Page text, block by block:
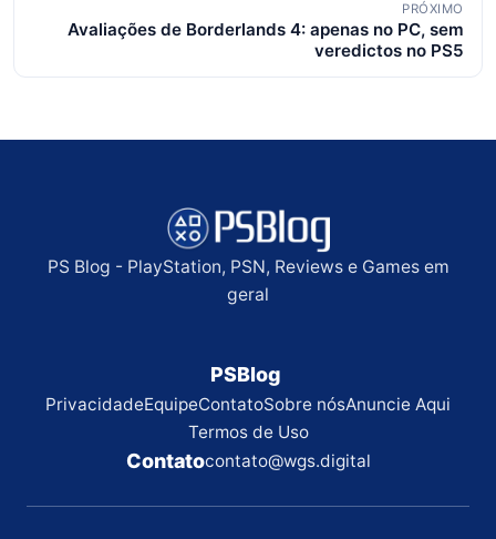
PRÓXIMO
Avaliações de Borderlands 4: apenas no PC, sem
veredictos no PS5
PS Blog - PlayStation, PSN, Reviews e Games em
geral
PSBlog
PrivacidadeEquipeContatoSobre nósAnuncie Aqui
Termos de Uso
Contatocontato@wgs.digital